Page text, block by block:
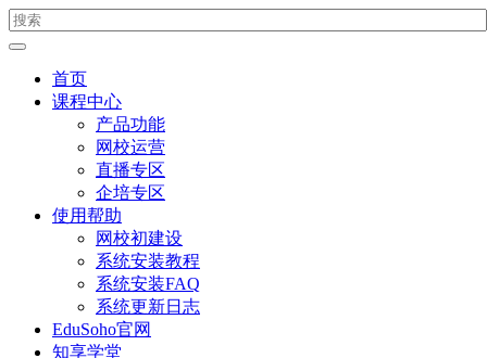
首页
课程中心
产品功能
网校运营
直播专区
企培专区
使用帮助
网校初建设
系统安装教程
系统安装FAQ
系统更新日志
EduSoho官网
知享学堂